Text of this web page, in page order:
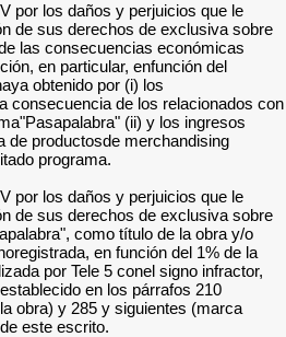
por los daños y perjuicios que le
de sus derechos de exclusiva sobre
las consecuencias económicas
en particular, enfunción del
obtenido por (i) los
consecuencia de los relacionados con
(ii) y los ingresos
de productosde merchandising
programa.
por los daños y perjuicios que le
de sus derechos de exclusiva sobre
como título de la obra y/o
en función del 1% de la
por Tele 5 conel signo infractor,
en los párrafos 210
obra) y 285 y siguientes (marca
este escrito.